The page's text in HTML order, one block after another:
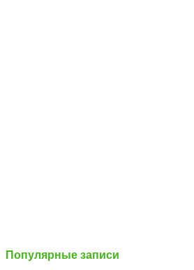
Популярные записи